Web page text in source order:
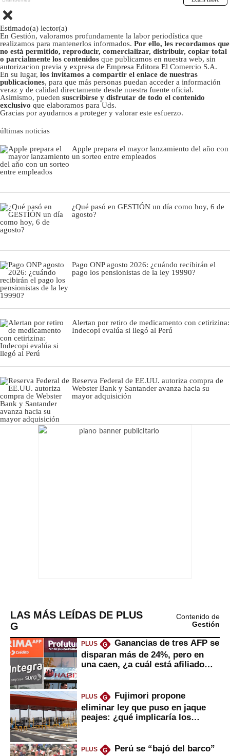
Estimado(a) lector(a)
En Gestión, valoramos profundamente la labor periodística que
realizamos para mantenerlos informados. Por ello, les recordamos que
no está permitido, reproducir, comercializar, distribuir, copiar total
o parcialmente los contenidos que publicamos en nuestra web, sin
autorizacion previa y expresa de Empresa Editora El Comercio S.A.
En su lugar, los invitamos a compartir el enlace de nuestras
publicaciones, para que más personas puedan acceder a información
veraz y de calidad directamente desde nuestra fuente oficial.
Asimismo, pueden suscribirse y disfrutar de todo el contenido
exclusivo que elaboramos para Uds.
Gracias por ayudarnos a proteger y valorar este esfuerzo.
últimas noticias
Apple prepara el mayor lanzamiento del año con
un sorteo entre empleados
¿Qué pasó en GESTIÓN un día como hoy, 6 de
agosto?
Pago ONP agosto 2026: ¿cuándo recibirán el
pago los pensionistas de la ley 19990?
Alertan por retiro de medicamento con cetirizina:
Indecopi evalúa si llegó al Perú
Reserva Federal de EE.UU. autoriza compra de
Webster Bank y Santander avanza hacia su
mayor adquisición
LAS MÁS LEÍDAS DE PLUS
G
Contenido de
Gestión
PLUS G
Ganancias de tres AFP se
disparan más de 24%, pero en
una caen, ¿a cuál está afiliado
PLUS G
Fujimori propone
eliminar ley que puso en jaque
peajes: ¿qué implicaría los
PLUS G
Perú se “bajó del barco”